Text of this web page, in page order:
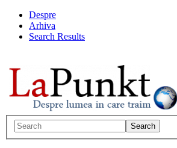
Despre
Arhiva
Search Results